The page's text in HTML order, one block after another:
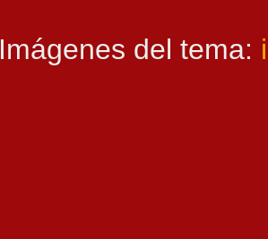
Imágenes del tema: